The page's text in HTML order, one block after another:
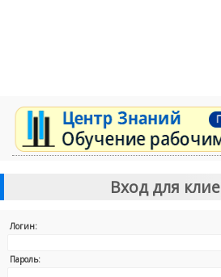
Вход для
Логин:
Пароль: